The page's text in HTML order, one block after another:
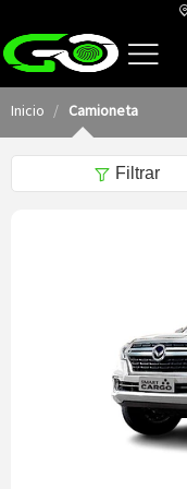
Inicio Camioneta
Filtrar